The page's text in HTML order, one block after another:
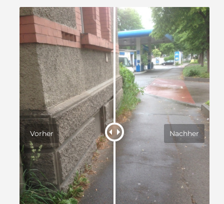
Vorher Nachher